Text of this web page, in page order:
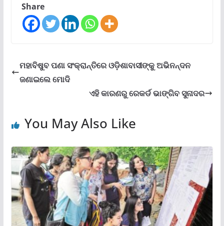
Share
ମହାବିଷୁବ ପଣା ସଂକ୍ରାନ୍ତିରେ ଓଡ଼ିଶାବାସୀଙ୍କୁ ଅଭିନନ୍ଦନ
ଜଣାଇଲେ ମୋଦି
ଏହି କାରଣରୁ ରେକର୍ଡ ଭାଙ୍ଗିବ ସୁନାଦର
You May Also Like